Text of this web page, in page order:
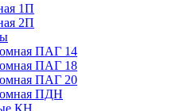
1П
2П
ПАГ 14
ПАГ 18
ПАГ 20
ПДН
КН